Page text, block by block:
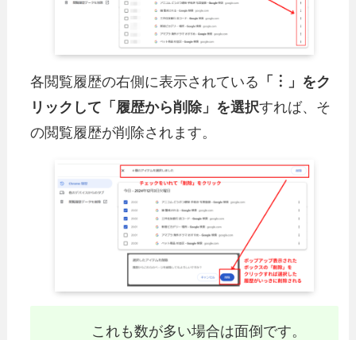
各閲覧履歴の右側に表示されている 「︙」をク
リックして「履歴から削除」を選択すれば、そ
の閲覧履歴が削除されます。
これも数が多い場合は面倒です。